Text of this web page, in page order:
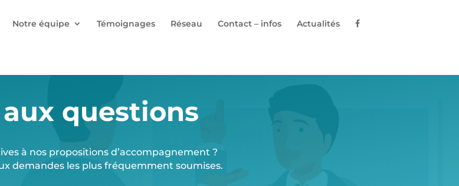
Notre équipe Témoignages Réseau Contact – infos Actualités
questions
à nos propositions d’accompagnement ?
demandes les plus fréquemment soumises.